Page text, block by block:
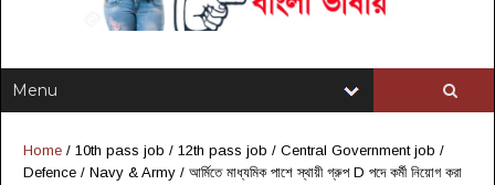
Home / 10th pass job / 12th pass job / Central Government job /
Defence / Navy & Army / আর্মিতে মাধ্যমিক পাশে স্থায়ী গ্রুপ D পদে কর্মী নিয়োগ করা